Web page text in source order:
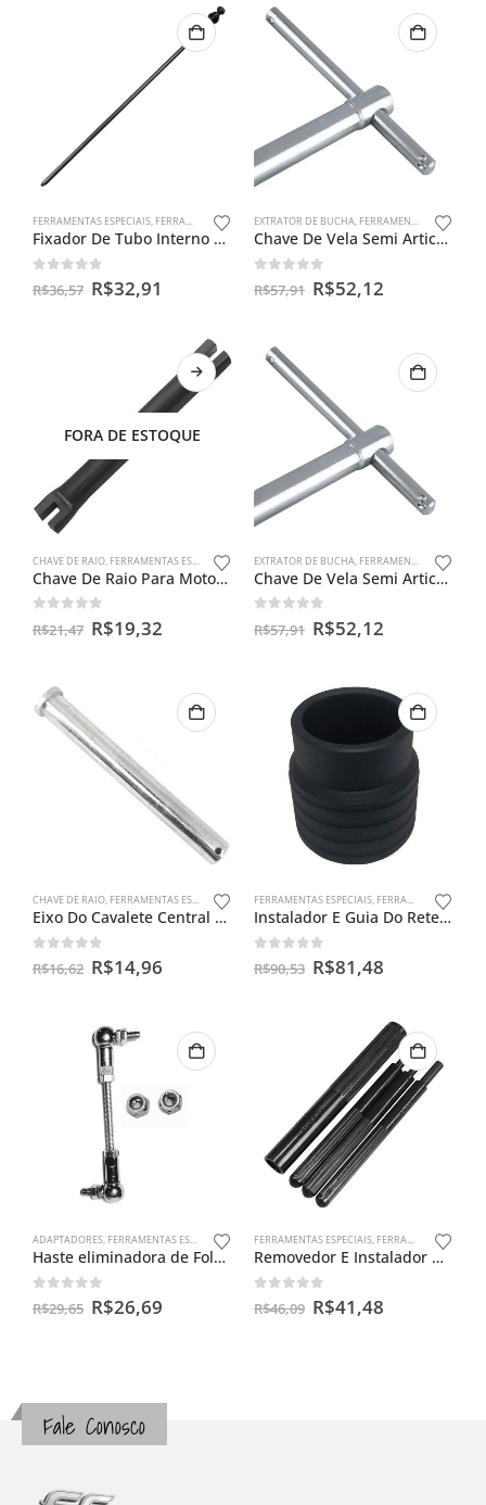
FERRAMENTAS ESPECIAIS, FERRAMENTAS PARA BENGALAS
Fixador De Tubo Interno Cg 125
out of 5
R$36,57 R$32,91
EXTRATOR DE BUCHA, FERRAMENTAS ESPECIAIS
Chave De Vela Semi Articulada 18mm
out of 5
R$57,91 R$52,12
FORA DE ESTOQUE
CHAVE DE RAIO, FERRAMENTAS ESPECIAIS
Chave De Raio Para Motos 13 X 13mm
out of 5
R$21,47 R$19,32
EXTRATOR DE BUCHA, FERRAMENTAS ESPECIAIS
Chave De Vela Semi Articulada 16mm
out of 5
R$57,91 R$52,12
CHAVE DE RAIO, FERRAMENTAS ESPECIAIS
Eixo Do Cavalete Central Cg Titan Até 99 / Today 125
out of 5
R$16,62 R$14,96
FERRAMENTAS ESPECIAIS, FERRAMENTAS PARA BENGALAS
Instalador E Guia Do Retentor De Bengala Yamaha Crosser 150
out of 5
R$90,53 R$81,48
ADAPTADORES, FERRAMENTAS ESPECIAIS
Haste eliminadora de Folga do Pedal do Câmbio – Honda Twister e CB 300
out of 5
R$29,65 R$26,69
FERRAMENTAS ESPECIAIS, FERRAMENTAS PARA VÁLVULAS
Removedor E Instalador De Guia Valvulas P/ Moto Universal
out of 5
R$46,09 R$41,48
Fale Conosco